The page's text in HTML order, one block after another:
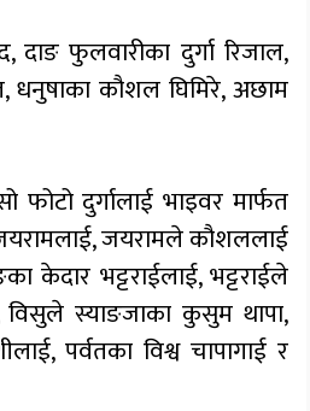
दाङ फुलवारीका दुर्गा रिजाल,
धनुषाका कौशल घिमिरे, अछाम
फोटो दुर्गालाई भाइवर मार्फत
जयरामले कौशललाई
भट्टराईलाई, भट्टराईले
विसुले स्याङजाका कुसुम थापा,
पर्वतका विश्व चापागाई र